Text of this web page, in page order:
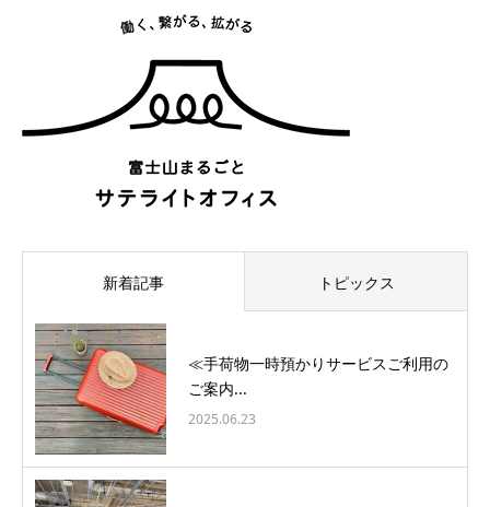
新着記事 トピックス
≪手荷物一時預かりサービスご利用の
ご案内...
2025.06.23